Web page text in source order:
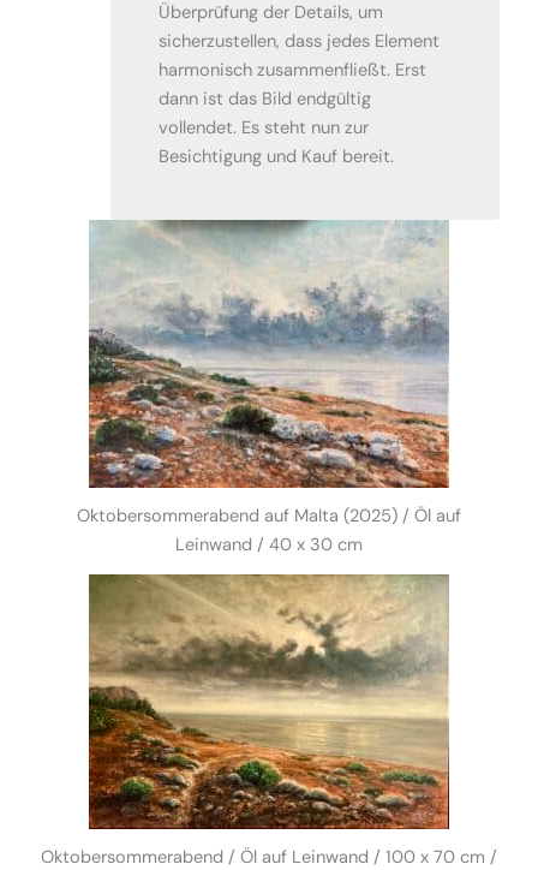
Überprüfung der Details, um
sicherzustellen, dass jedes Element
harmonisch zusammenfließt. Erst
dann ist das Bild endgültig
vollendet. Es steht nun zur
Besichtigung und Kauf bereit.
Oktobersommerabend auf Malta (2025) / Öl auf
Leinwand / 40 x 30 cm
Oktobersommerabend / Öl auf Leinwand / 100 x 70 cm /